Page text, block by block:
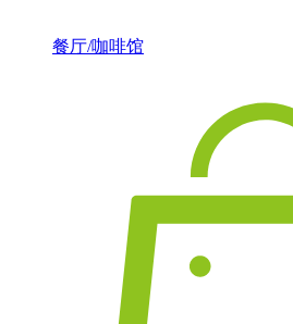
餐厅/咖啡馆